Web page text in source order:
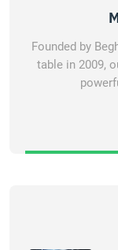
Founded by
table in 2009,